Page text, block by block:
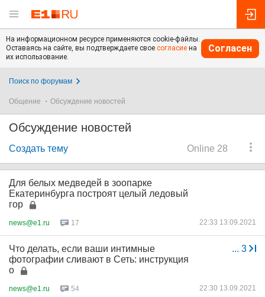
На информационном ресурсе применяются cookie-файлы.
Оставаясь на сайте, вы подтверждаете свое согласие на
их использование.
Согласен
Поиск по форумам
Общение Обсуждение новостей
Обсуждение новостей
Online 28
Создать тему
Для белых медведей в зоопарке
Екатеринбурга построят целый ледовый
гор
news@e1.ru 17 22:33 13.09.2021
... 3
Что делать, если ваши интимные
фотографии сливают в Сеть: инструкция
о
news@e1.ru 54 22:30 13.09.2021